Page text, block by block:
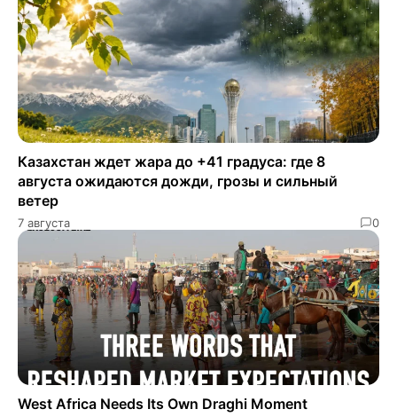
Казахстан ждет жара до +41 градуса: где 8
августа ожидаются дожди, грозы и сильный
ветер
7 августа 0
West Africa Needs Its Own Draghi Moment